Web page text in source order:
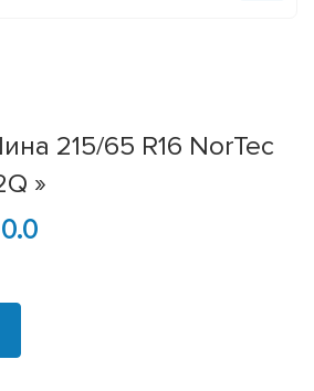
215/65 R16 NorTec
»
0.0